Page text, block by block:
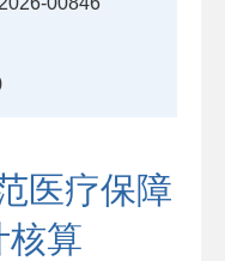
医疗保障
核算